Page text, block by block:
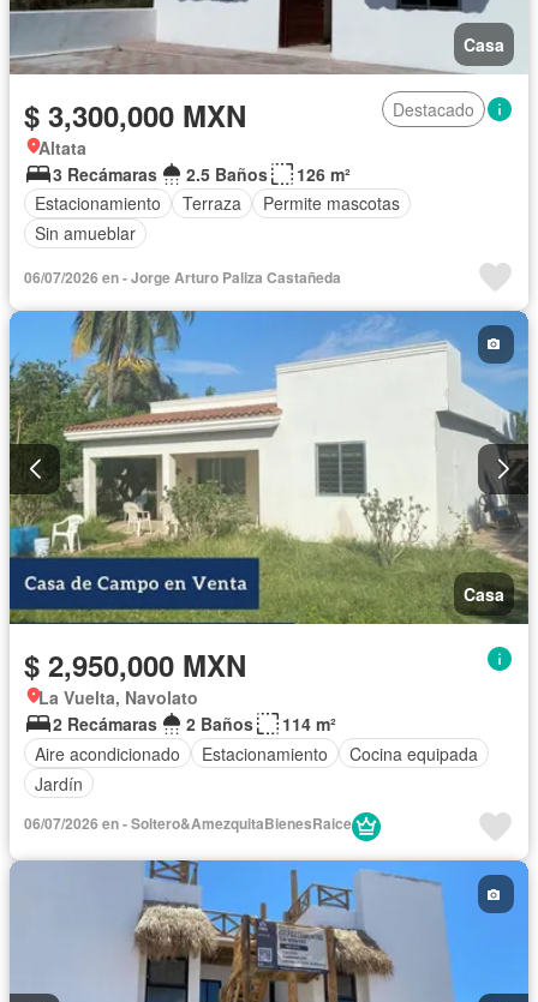
Casa
$ 3,300,000 MXN
Destacado
Altata
3 Recámaras
2.5 Baños
126 m²
Estacionamiento
Terraza
Permite mascotas
Sin amueblar
06/07/2026 en - Jorge Arturo Paliza Castañeda
Casa
$ 2,950,000 MXN
La Vuelta, Navolato
2 Recámaras
2 Baños
114 m²
Aire acondicionado
Estacionamiento
Cocina equipada
Jardín
06/07/2026 en - Soltero&AmezquitaBienesRaice